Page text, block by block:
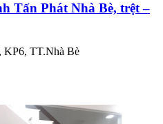
Tấn Phát Nhà Bè, trệt –
KP6, TT.Nhà Bè